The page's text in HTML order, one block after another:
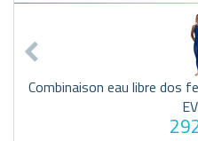
Combinaison eau libre dos